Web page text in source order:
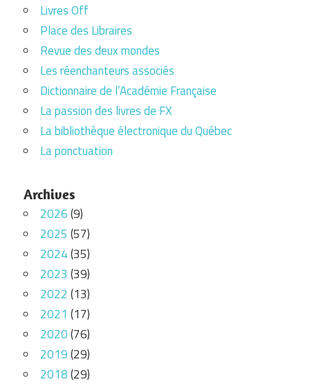
Livres Off
Place des Libraires
Revue des deux mondes
Les réenchanteurs associés
Dictionnaire de l’Académie Française
La passion des livres de FX
La bibliothèque électronique du Québec
La ponctuation
Archives
2026(9)
2025 (57)
2024(35)
2023 (39)
2022 (13)
2021 (17)
2020(76)
2019(29)
2018(29)